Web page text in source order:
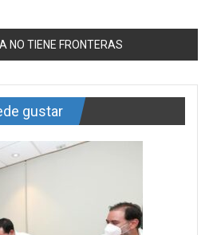
NO TIENE FRONTERAS
gustar